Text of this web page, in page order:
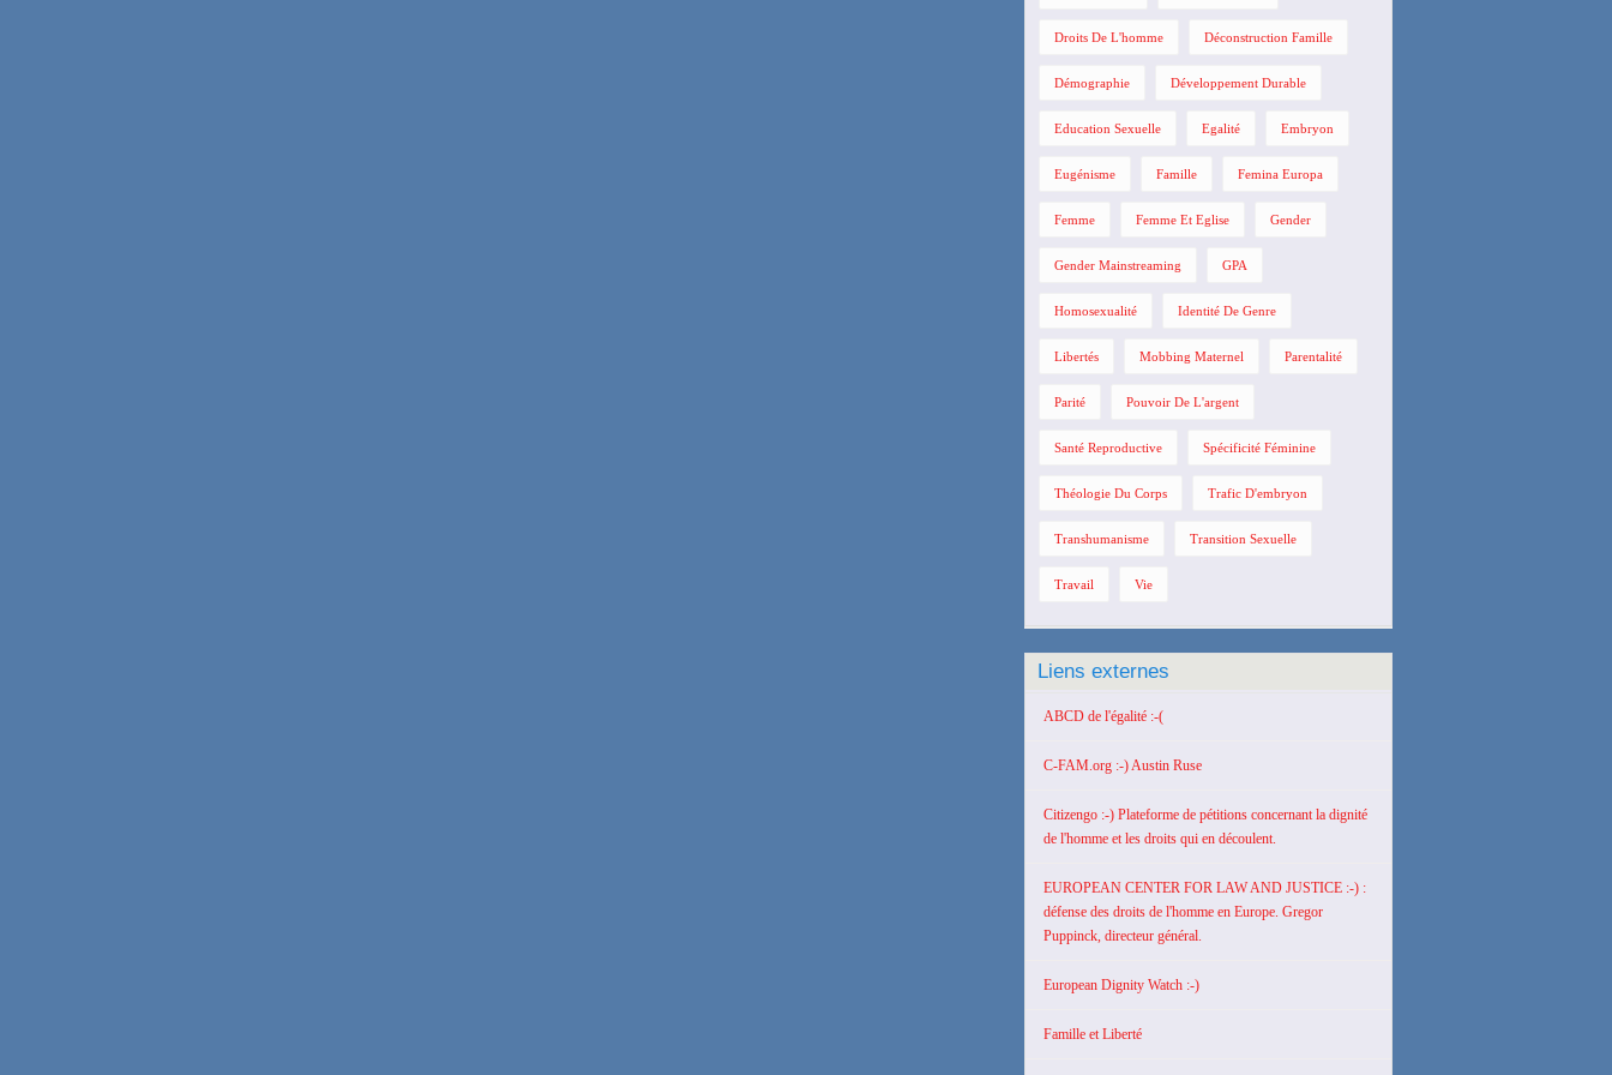
Droits De L'homme Déconstruction Famille
Démographie Développement Durable
Education Sexuelle Egalité Embryon
Eugénisme Famille Femina Europa
Femme Femme Et Eglise Gender
Gender Mainstreaming GPA
Homosexualité Identité De Genre
Libertés Mobbing Maternel Parentalité
Parité Pouvoir De L'argent
Santé Reproductive Spécificité Féminine
Théologie Du Corps Trafic D'embryon
Transhumanisme Transition Sexuelle
Travail Vie
Liens externes
ABCD de l'égalité :-(
C-FAM.org :-) Austin Ruse
Citizengo :-) Plateforme de pétitions concernant la dignité
de l'homme et les droits qui en découlent.
EUROPEAN CENTER FOR LAW AND JUSTICE :-) :
défense des droits de l'homme en Europe. Gregor
Puppinck, directeur général.
European Dignity Watch :-)
Famille et Liberté